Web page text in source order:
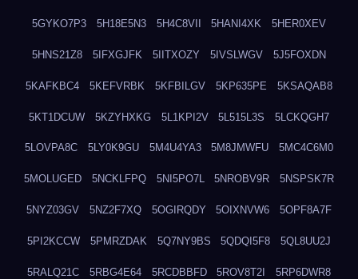
5GYKO7P3 5H18E5N3 5H4C8VII 5HANI4XK 5HER0XEV
5HNS21Z8 5IFXGJFK 5IITXOZY 5IVSLWGV 5J5FOXDN
5KAFKBC4 5KEFVRBK 5KFBILGV 5KP635PE 5KSAQAB8
5KT1DCUW 5KZYHXKG 5L1KPI2V 5L515L3S 5LCKQGH7
5LOVPA8C 5LY0K9GU 5M4U4YA3 5M8JMWFU 5MC4C6M0
5MOLUGED 5NCKLFPQ 5NI5PO7L 5NROBV9R 5NSPSK7R
5NYZ03GV 5NZ2F7XQ 5OGIRQDY 5OIXNVW6 5OPF8A7F
5PI2KCCW 5PMRZDAK 5Q7NY9BS 5QDQI5F8 5QL8UU2J
5RALQ21C 5RBG4E64 5RCDBBFD 5ROV8T2I 5RP6DWR8